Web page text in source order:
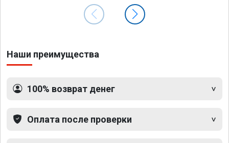
Наши преимущества
100% возврат денег
Оплата после проверки